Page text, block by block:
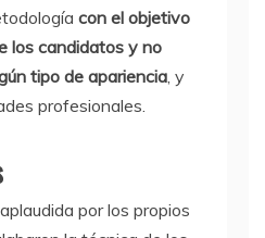
con el objetivo
los candidatos y no
tipo de apariencia , y
profesionales.
por los propios